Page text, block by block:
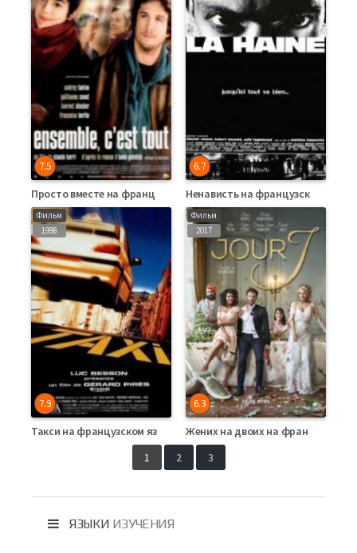
ЯЗЫКИ ИЗУЧЕНИЯ
7.5 6.7
Ненависть на французском языке
Фильм
1998
7.9
Фильм
2017
6.3
1
2 3